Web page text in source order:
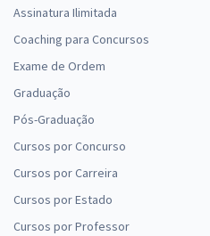
Assinatura Ilimitada
Coaching para Concursos
Exame de Ordem
Graduação
Pós-Graduação
Cursos por Concurso
Cursos por Carreira
Cursos por Estado
Cursos por Professor